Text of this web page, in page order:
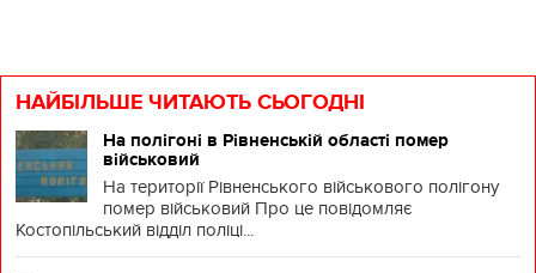
НАЙБІЛЬШЕ ЧИТАЮТЬ СЬОГОДНІ
На полігоні в Рівненській області помер
військовий
На території Рівненського військового полігону
помер військовий Про це повідомляє
Костопільський відділ поліці...